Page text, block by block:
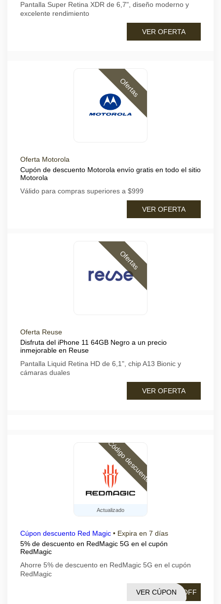
Pantalla Super Retina XDR de 6,7", diseño moderno y
excelente rendimiento
VER OFERTA
Ofertas
Oferta Motorola
Cupón de descuento Motorola envío gratis en todo el sitio
Motorola
Válido para compras superiores a $999
VER OFERTA
Ofertas
Oferta Reuse
Disfruta del iPhone 11 64GB Negro a un precio
inmejorable en Reuse
Pantalla Liquid Retina HD de 6,1", chip A13 Bionic y
cámaras duales
VER OFERTA
Actualizado
Código descuento
Cúpon descuento Red Magic • Expira en 7 días
5% de descuento en RedMagic 5G en el cupón
RedMagic
Ahorre 5% de descuento en RedMagic 5G en el cupón
RedMagic
%OFF
VER CÚPON